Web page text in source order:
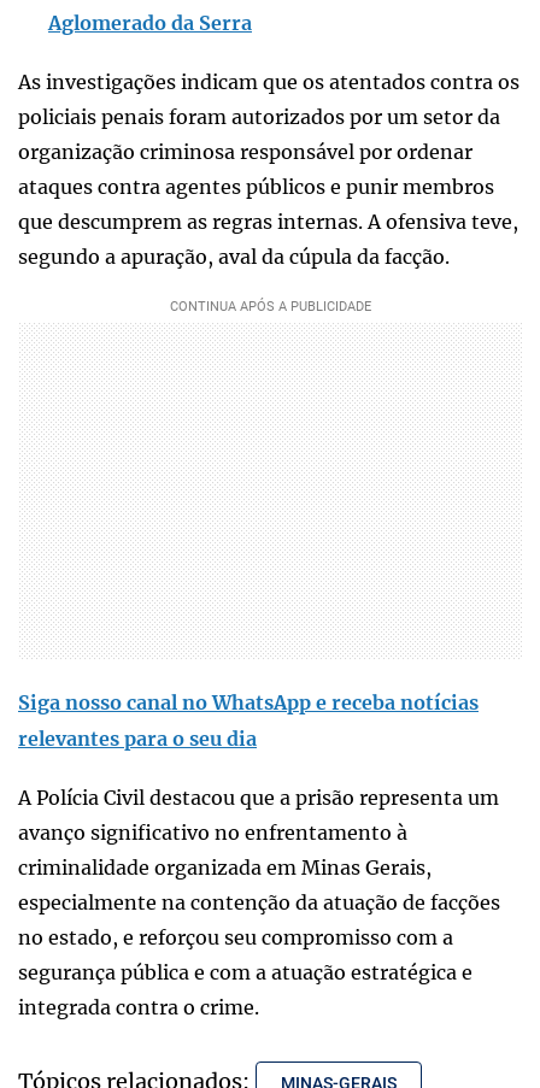
Aglomerado da Serra
As investigações indicam que os atentados contra os
policiais penais foram autorizados por um setor da
organização criminosa responsável por ordenar
ataques contra agentes públicos e punir membros
que descumprem as regras internas. A ofensiva teve,
segundo a apuração, aval da cúpula da facção.
Siga nosso canal no WhatsApp e receba notícias
relevantes para o seu dia
A Polícia Civil destacou que a prisão representa um
avanço significativo no enfrentamento à
criminalidade organizada em Minas Gerais,
especialmente na contenção da atuação de facções
no estado, e reforçou seu compromisso com a
segurança pública e com a atuação estratégica e
integrada contra o crime.
Tópicos relacionados: MINAS-GERAIS